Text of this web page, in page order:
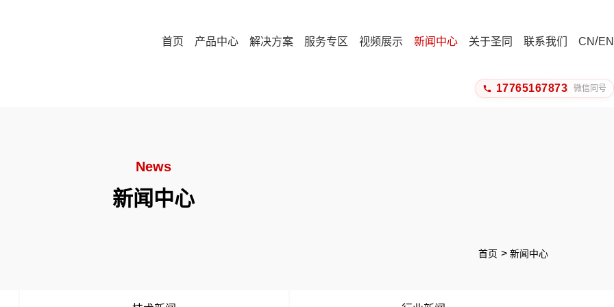
首页 产品中心 解决方案 服务专区 视频展示 新闻中心 关于圣同 联系我们 CN/EN
17765167873 微信同号
News
新闻中心
首页 新闻中心